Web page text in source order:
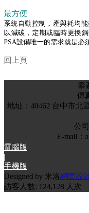
氮氣機系列
氮氣用途
AirSep氮氣機
On Site氮氣機
首頁表單
A、型錄
E、AirSep各
最方便
系統自動控制，產與耗均
以減碳，定期或臨時更換
PSA設備唯一的需求就是必
回上頁
泰
傳
地址：40462 台中市北
公
E-mail：
電腦版
|
手機版
Designed by 米洛網頁設
訪客人數: 124,128 人次